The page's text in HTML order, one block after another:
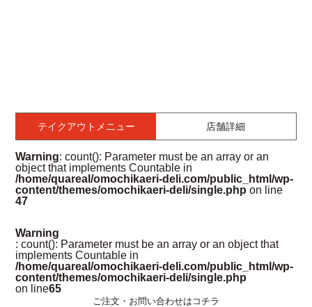
テイクアウトメニュー 店舗詳細
Warning: count(): Parameter must be an array or an
object that implements Countable in
/home/quareal/omochikaeri-deli.com/public_html/wp-
content/themes/omochikaeri-deli/single.php on line
47
Warning
: count(): Parameter must be an array or an object that
implements Countable in
/home/quareal/omochikaeri-deli.com/public_html/wp-
content/themes/omochikaeri-deli/single.php
on line65
ご注文・お問い合わせはコチラ